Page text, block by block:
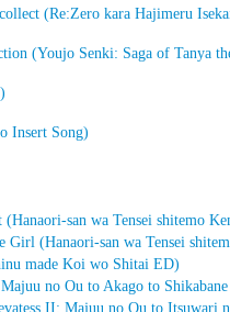
(Re:Zero kara Hajimeru
(Youjo Senki: Saga of Tanya
Insert Song)
san wa Tensei shitemo
(Hanaori-san wa Tensei
made Koi wo Shitai ED)
no Ou to Akago to Shikabane
II: Majuu no Ou to Itsuwari